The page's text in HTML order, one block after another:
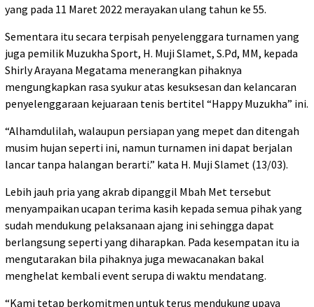
yang pada 11 Maret 2022 merayakan ulang tahun ke 55.
Sementara itu secara terpisah penyelenggara turnamen yang
juga pemilik Muzukha Sport, H. Muji Slamet, S.Pd, MM, kepada
Shirly Arayana Megatama menerangkan pihaknya
mengungkapkan rasa syukur atas kesuksesan dan kelancaran
penyelenggaraan kejuaraan tenis bertitel “Happy Muzukha” ini.
“Alhamdulilah, walaupun persiapan yang mepet dan ditengah
musim hujan seperti ini, namun turnamen ini dapat berjalan
lancar tanpa halangan berarti.” kata H. Muji Slamet (13/03).
Lebih jauh pria yang akrab dipanggil Mbah Met tersebut
menyampaikan ucapan terima kasih kepada semua pihak yang
sudah mendukung pelaksanaan ajang ini sehingga dapat
berlangsung seperti yang diharapkan. Pada kesempatan itu ia
mengutarakan bila pihaknya juga mewacanakan bakal
menghelat kembali event serupa di waktu mendatang.
“Kami tetap berkomitmen untuk terus mendukung upaya